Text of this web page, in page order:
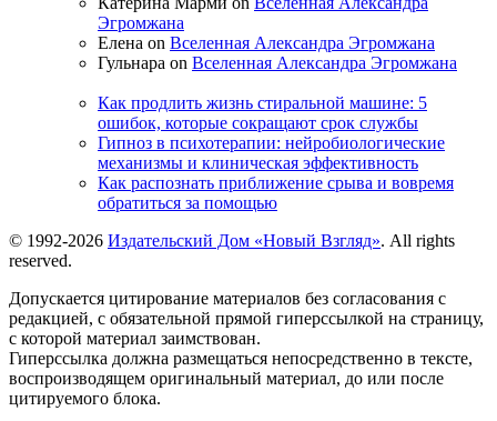
Эгромжана
Елена on Вселенная Александра Эгромжана
Гульнара on Вселенная Александра Эгромжана
Как продлить жизнь стиральной машине: 5
ошибок, которые сокращают срок службы
Гипноз в психотерапии: нейробиологические
механизмы и клиническая эффективность
Как распознать приближение срыва и вовремя
обратиться за помощью
© 1992-2026 Издательский Дом «Новый Взгляд». All rights
reserved.
Допускается цитирование материалов без согласования с
редакцией, с обязательной прямой гиперссылкой на страницу,
с которой материал заимствован.
Гиперссылка должна размещаться непосредственно в тексте,
воспроизводящем оригинальный материал, до или после
цитируемого блока.